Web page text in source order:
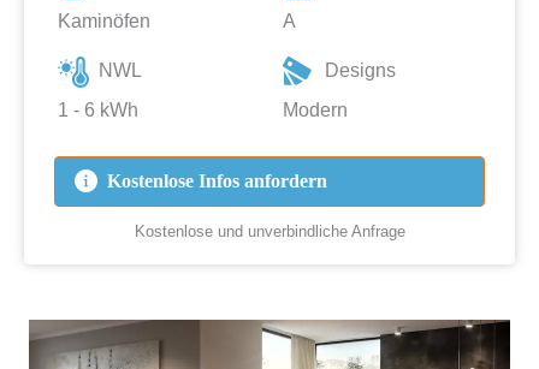
Kaminöfen
A
NWL
1 - 6 kWh
Designs
Modern
Kostenlose Infos anfordern
Kostenlose und unverbindliche Anfrage